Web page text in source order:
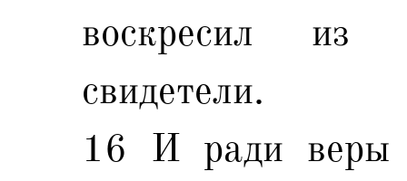
воскресил
свидетели.
16 И ради